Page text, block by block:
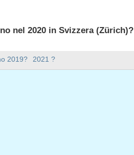
2019? 2021 ?
nel 2020 in Svizzera (Zürich)?